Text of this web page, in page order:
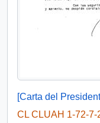
CL CLUAH 1-72-7-